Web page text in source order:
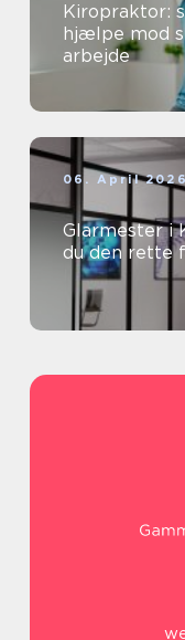
Kiropraktor:
hjælpe mod
arbejde
06. April 2026
Glarmester i
du den rette